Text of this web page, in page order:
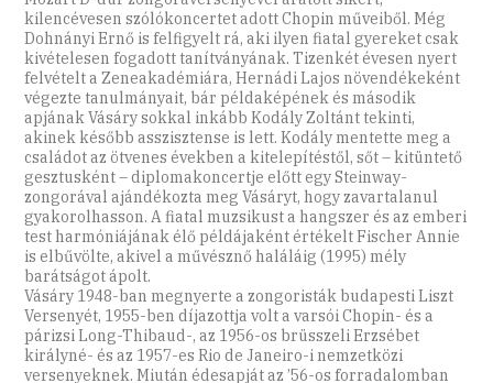
kilencévesen szólókoncertet adott Chopin műveiből. Még
Dohnányi Ernő is felfigyelt rá, aki ilyen fiatal gyereket csak
kivételesen fogadott tanítványának. Tizenkét évesen nyert
felvételt a Zeneakadémiára, Hernádi Lajos növendékeként
végezte tanulmányait, bár példaképének és második
apjának Vásáry sokkal inkább Kodály Zoltánt tekinti,
akinek később asszisztense is lett. Kodály mentette meg a
családot az ötvenes években a kitelepítéstől, sőt – kitüntető
gesztusként – diplomakoncertje előtt egy Steinway-
zongorával ajándékozta meg Vásáryt, hogy zavartalanul
gyakorolhasson. A fiatal muzsikust a hangszer és az emberi
test harmóniájának élő példájaként értékelt Fischer Annie
is elbűvölte, akivel a művésznő haláláig (1995) mély
barátságot ápolt.
Vásáry 1948-ban megnyerte a zongoristák budapesti Liszt
Versenyét, 1955-ben díjazottja volt a varsói Chopin- és a
párizsi Long-Thibaud-, az 1956-os brüsszeli Erzsébet
királyné- és az 1957-es Rio de Janeiro-i nemzetközi
versenyeknek. Miután édesapját az ’56-os forradalomban